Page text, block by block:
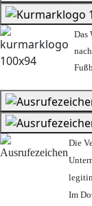
Das
Die
Im